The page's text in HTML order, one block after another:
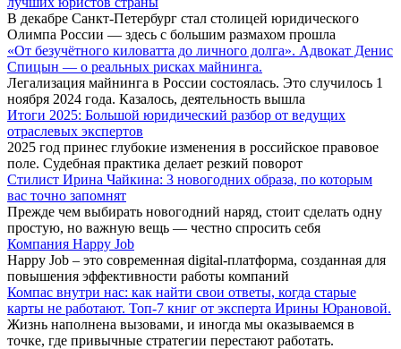
В декабре Санкт-Петербург стал столицей юридического
Олимпа России — здесь с большим размахом прошла
«От безучётного киловатта до личного долга». Адвокат Денис
Спицын — о реальных рисках майнинга.
Легализация майнинга в России состоялась. Это случилось 1
ноября 2024 года. Казалось, деятельность вышла
Итоги 2025: Большой юридический разбор от ведущих
отраслевых экспертов
2025 год принес глубокие изменения в российское правовое
поле. Судебная практика делает резкий поворот
Стилист Ирина Чайкина: 3 новогодних образа, по которым
вас точно запомнят
Прежде чем выбирать новогодний наряд, стоит сделать одну
простую, но важную вещь — честно спросить себя
Компания Happy Job
Happy Job – это современная digital-платформа, созданная для
повышения эффективности работы компаний
Компас внутри нас: как найти свои ответы, когда старые
карты не работают. Топ-7 книг от эксперта Ирины Юрановой.
Жизнь наполнена вызовами, и иногда мы оказываемся в
точке, где привычные стратегии перестают работать.